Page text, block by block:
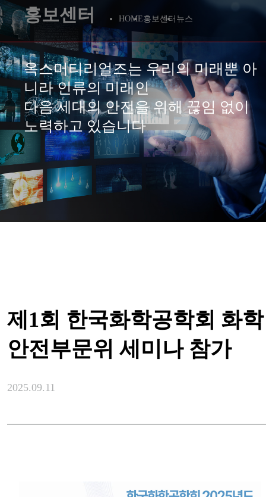
홍보센터 HOME홍보센터 뉴스
옥스머티리얼즈는 우리의 미래뿐 아
니라 인류의 미래인
다음 세대의 안전을 위해 끊임 없이
노력하고 있습니다
제1회 한국화학공학회 화학
안전부문위 세미나 참가
2025.09.11